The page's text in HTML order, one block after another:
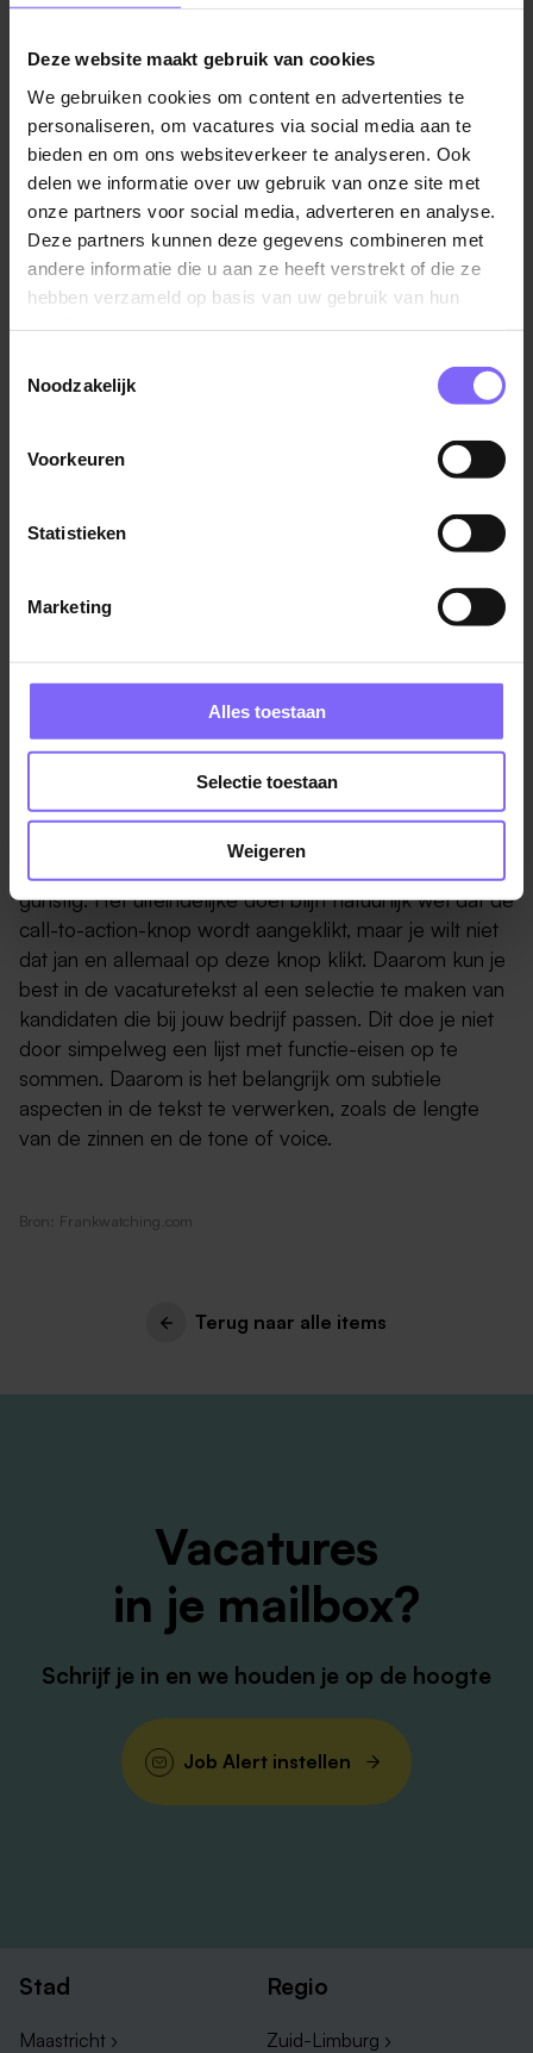
Deze website maakt gebruik van cookies
We gebruiken cookies om content en advertenties te
personaliseren, om vacatures via social media aan te
bieden en om ons websiteverkeer te analyseren. Ook
delen we informatie over uw gebruik van onze site met
onze partners voor social media, adverteren en analyse.
Deze partners kunnen deze gegevens combineren met
andere informatie die u aan ze heeft verstrekt of die ze
hebben verzameld op basis van uw gebruik van hun
Noodzakelijk
Voorkeuren
Statistieken
Marketing
Alles toestaan
Selectie toestaan
Weigeren
8. Maak de vacaturetekst persoonlijk
Een goede vacaturetekst voelt als een gesprek en
niet als een standaard opsomming. Spreek de lezer
direct aan en geef de tekst een persoonlijk tintje.
Gebruik bijvoorbeeld “jij” in plaats van “de kandidaat”
en geef concrete voorbeelden van hoe een werkdag
eruit kan zien. Dit helpt om potentiële kandidaten een
toon laat zien dat je bedrijf toegankelijk en
mensgericht is, wat kandidaten sneller kan overtuigen
Recent onderzoek toont aan dat 45% van de mensen
. Het vermelden van
een “marktconform salaris” of “een salaris gebaseerd
beschouwd. Sollicitanten willen graag weten wat hen
te wachten staat. We hebben namelijk allemaal onze
financiële verplichtingen.
10. Schrijf de tekst niet voor een breed
publiek
Een hoge conversieratio bij vacatures is niet altijd
gunstig. Het uiteindelijke doel blijft natuurlijk wel dat de
call-to-action-knop wordt aangeklikt, maar je wilt niet
dat jan en allemaal op deze knop klikt. Daarom kun je
best in de vacaturetekst al een selectie te maken van
kandidaten die bij jouw bedrijf passen. Dit doe je niet
door simpelweg een lijst met functie-eisen op te
sommen. Daarom is het belangrijk om subtiele
aspecten in de tekst te verwerken, zoals de lengte
van de zinnen en de tone of voice.
Bron: Frankwatching.com
Terug naar alle items
Vacatures
in je mailbox?
Schrijf je in en we houden je op de hoogte
Job Alert instellen
Stad
Maastricht ›
Regio
Zuid-Limburg ›